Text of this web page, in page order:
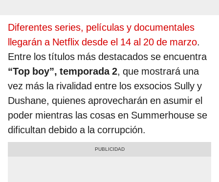
Diferentes series, películas y documentales
llegarán a Netflix desde el 14 al 20 de marzo.
Entre los títulos más destacados se encuentra
“Top boy”, temporada 2, que mostrará una
vez más la rivalidad entre los exsocios Sully y
Dushane, quienes aprovecharán en asumir el
poder mientras las cosas en Summerhouse se
dificultan debido a la corrupción.